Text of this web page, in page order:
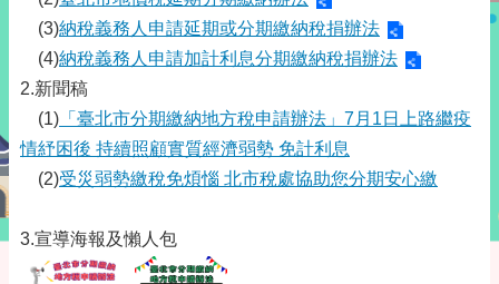
(3)納稅義務人申請延期或分期繳納稅捐辦法
(4)納稅義務人申請加計利息分期繳納稅捐辦法
2.新聞稿
(1) 「臺北市分期繳納地方稅申請辦法」7月1日上路繼疫
情紓困後 持續照顧實質經濟弱勢 免計利息
(2)受災弱勢繳稅免煩惱 北市稅處協助您分期安心繳
3.宣導海報及懶人包